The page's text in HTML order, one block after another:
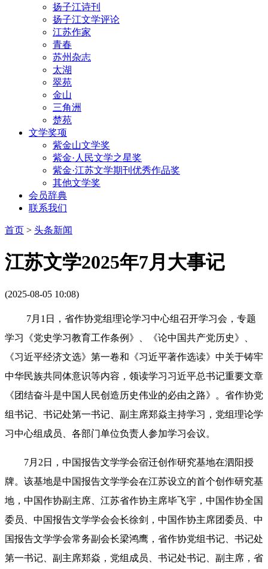
扬子江诗刊
扬子江文学评论
江苏作家
青春
苏州杂志
太湖
翠苑
金山
三角洲
楚苑
文学奖项
紫金山文学奖
紫金·人民文学之星奖
紫金·江苏文学期刊优秀作品奖
其他文学奖
会员辞典
联系我们
首页 > 头条新闻
江苏文学2025年7月大事记
(2025-08-05 10:08)
7月1日，省作协党组理论学习中心组召开学习会，专题
学习《党史学习教育工作条例》、《论中国共产党历史》、
《习近平经济文选》第一卷和《习近平著作选读》中关于铸牢
中华民族共同体意识等内容，领读学习习近平总书记重要文章
《团结奋斗是中国人民创造历史伟业的必由之路》。省作协党
组书记、书记处第一书记、副主席郑焱主持学习，党组理论学
习中心组成员、各部门单位负责人参加学习会议。
7月2日，中国报告文学学会宿迁创作研究基地在泗阳授
牌。 该基地是中国报告文学学会在江苏设立的首个创作研究基
地，中国作协副主席、江苏省作协主席毕飞宇，中国作协全国
委员、中国报告文学学会会长徐剑，中国作协主席团委员、中
国报告文学学会常务副会长梁鸿鹰，省作协党组书记、书记处
第一书记、副主席郑焱，党组成员、书记处书记、副主席，省